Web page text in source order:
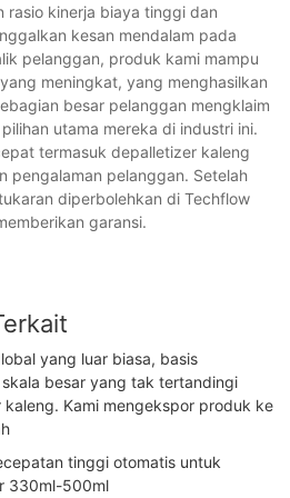
rasio kinerja biaya tinggi dan
kesan mendalam pada
pelanggan, produk kami mampu
meningkat, yang menghasilkan
besar pelanggan mengklaim
utama mereka di industri ini.
termasuk depalletizer kaleng
pengalaman pelanggan. Setelah
diperbolehkan di Techflow
garansi.
yang luar biasa, basis
besar yang tak tertandingi
Kami mengekspor produk ke